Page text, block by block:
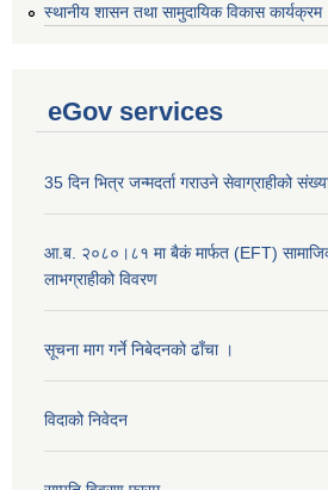
स्थानीय शासन तथा सामुदायिक विकास कार्यक्रम
eGov services
35 दिन भित्र जन्मदर्ता गराउने सेवाग्राहीको
आ.ब. २०८०।८१ मा बैकं मार्फत (EFT) सामाजिक
लाभग्राहीको विवरण
सूचना माग गर्ने निबेदनको ढाँचा ।
विदाको निवेदन